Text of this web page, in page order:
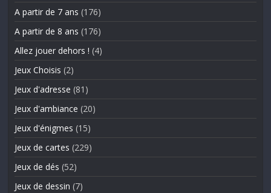
A partir de 7 ans (176)
A partir de 8 ans (176)
Allez jouer dehors ! (4)
Jeux Choisis (2)
Jeux d'adresse (81)
Jeux d'ambiance (20)
Jeux d'énigmes (15)
Jeux de cartes (229)
Jeux de dés (52)
Jeux de dessin (7)